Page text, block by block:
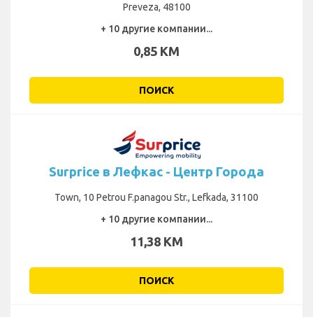
Preveza, 48100
+ 10 другие компании...
0,85 KM
ПОИСК
Surprice в Лефкас - Центр Города
Town, 10 Petrou F.panagou Str., Lefkada, 31100
+ 10 другие компании...
11,38 KM
ПОИСК